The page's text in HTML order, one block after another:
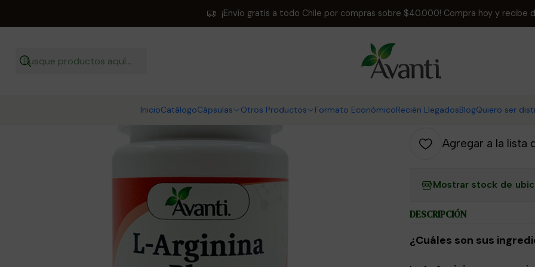
InicioCatálogoCápsulas Otros Productos Formato EconómicoRecién LlegadosBlogQuiero ser
¡Envío gratis a todo Chile por compras sobre $40.000! Compra hoy y recibe
Inicio Cápsulas Cápsulas blandas L-Arginina Plus, 60 cápsulas
L-Arginina
Cantidad
Agregar a la lista
Mostrar stock de
DESCRIPCIÓN
¿Cuáles son sus